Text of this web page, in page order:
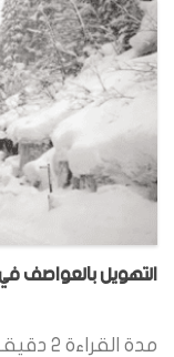
التهويل بالعواصف في
مدة القراءة 2